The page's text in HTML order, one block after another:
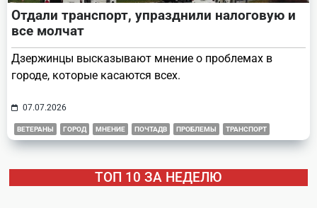
Отдали транспорт, упразднили налоговую и
все молчат
Дзержинцы высказывают мнение о проблемах в
городе, которые касаются всех.
07.07.2026
ВЕТЕРАНЫ ГОРОД МНЕНИЕ ПОЧТАДВ ПРОБЛЕМЫ ТРАНСПОРТ
ТОП 10 ЗА НЕДЕЛЮ